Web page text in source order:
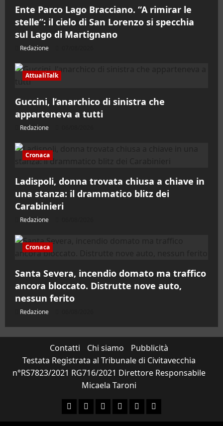
Ente Parco Lago Bracciano. “A rimirar le
stelle”: il cielo di San Lorenzo si specchia
sul Lago di Martignano
Redazione
AttualiTalk
Guccini, l’anarchico di sinistra che
apparteneva a tutti
Redazione
Cronaca
Ladispoli, donna trovata chiusa a chiave in
una stanza: il drammatico blitz dei
Carabinieri
Redazione
Cronaca
Santa Severa, incendio domato ma traffico
ancora bloccato. Distrutte nove auto,
nessun ferito
Redazione
Contatti Chi siamo
Pubblicità
Testata Registrata al Tribunale di Civitavecchia
n°RS7823/2021 RG716/2021 Direttore Responsabile
Micaela Taroni
FacebookInstagram
YouTubeTwitterEmailEnte
Parco